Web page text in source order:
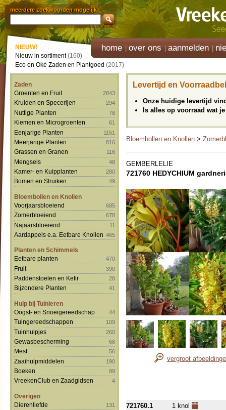
meerdere zoekwoorden mogelijk
home over ons aanmelden
NIEUW!
Nieuw in sortiment(160)
Eco en Oké Zaden en Plantgoed (2017)
Zaden
Groenten en Fruit
2843
Kruiden en Specerijen 294
Nuttige Planten 78
Kiemen en Microgroenten 61
Eenjarige Planten 1151
Meerjarige Planten 816
Grassen en Granen 116
Mengsels 48
Kamer- en Kuipplanten 280
Bomen en Struiken 49
Bloembollen en Knollen
Voorjaarsbloeiend
685
Zomerbloeiend 678
Najaarsbloeiend 11
Aardappels e.a. Eetbare Knollen 465
Planten en Schimmels
Eetbare planten
470
Fruit 390
Paddenstoelen en Kefir 28
Bijzondere Planten 41
Hulp bij Tuinieren
Oogst- en Snoeigereedschap
44
Tuingereedschappen 109
Tuinhulpjes 260
Gewasbescherming 68
Mest 56
Zaaihulpmiddelen 190
Boeken 89
VreekenClub en Zaadgidsen 4
Overigen
Dierenliefde
131
Levertijd en
Onze huidige levertijd
Is alles op voorraad wat
Bloembollen en Knollen >
GEMBERLELIE
721760 HEDYCHIUM
vergroot
721760.1
1 knol